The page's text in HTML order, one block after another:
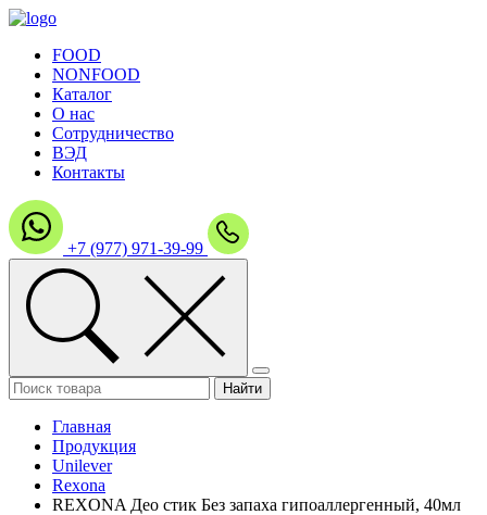
FOOD
NONFOOD
Каталог
О нас
Сотрудничество
ВЭД
Контакты
+7 (977) 971-39-99
Главная
Продукция
Unilever
Rexona
REXONA Део стик Без запаха гипоаллергенный, 40мл